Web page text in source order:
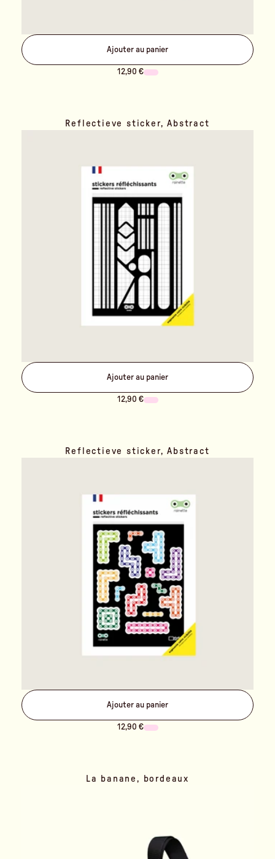
Ajouter au panier
12,90 €
Reflectieve sticker, Abstract
Ajouter au panier
12,90 €
Reflectieve sticker, Abstract
Ajouter au panier
12,90 €
La banane, bordeaux